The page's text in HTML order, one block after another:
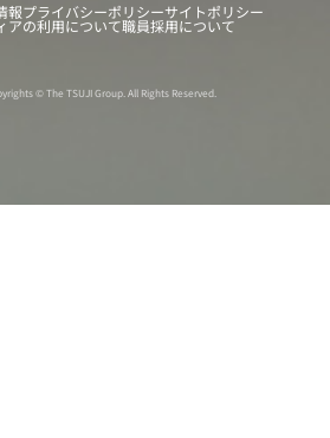
報プライバシーポリシーサイトポリシー
アの利用について職員採用について
© The TSUJI Group. All Rights Reserved.